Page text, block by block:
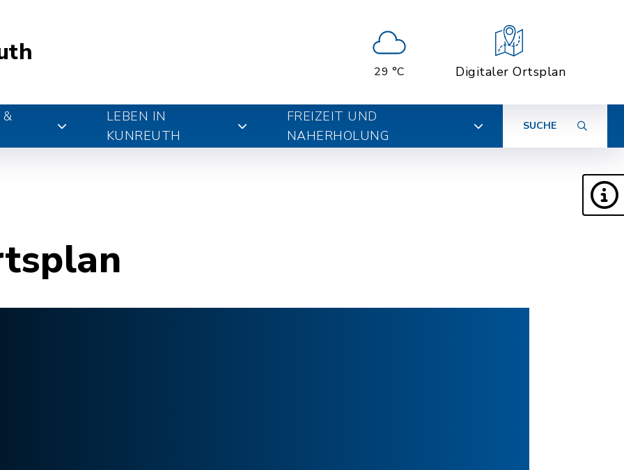
29 °C Digitaler Ortsplan
&
LEBEN IN
KUNREUTH
FREIZEIT UND
NAHERHOLUNG
SUCHE